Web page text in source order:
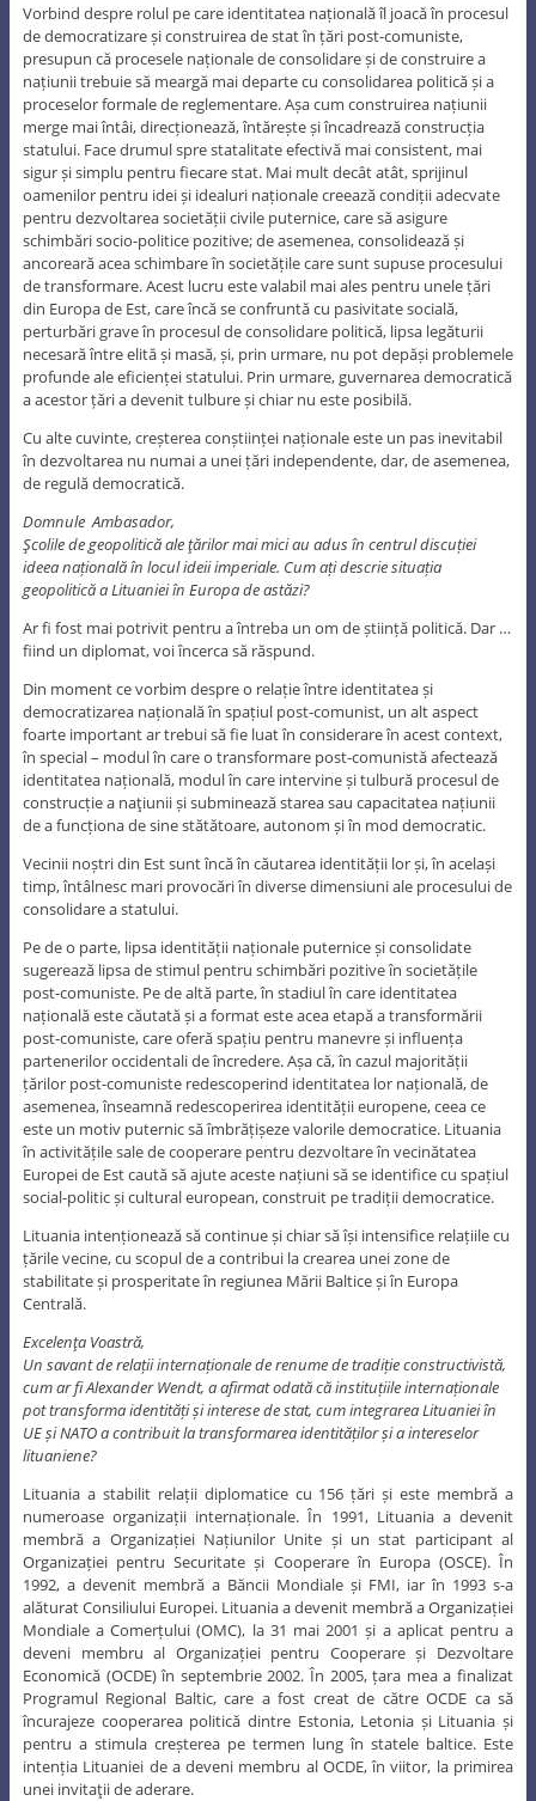
Vorbind despre rolul pe care identitatea națională îl joacă în procesul
de democratizare și construirea de stat în țări post-comuniste,
presupun că procesele naționale de consolidare și de construire a
națiunii trebuie să meargă mai departe cu consolidarea politică și a
proceselor formale de reglementare. Așa cum construirea națiunii
merge mai întâi, direcționează, întărește și încadrează construcția
statului. Face drumul spre statalitate efectivă mai consistent, mai
sigur și simplu pentru fiecare stat. Mai mult decât atât, sprijinul
oamenilor pentru idei și idealuri naționale creează condiții adecvate
pentru dezvoltarea societății civile puternice, care să asigure
schimbări socio-politice pozitive; de asemenea, consolidează și
ancoreară acea schimbare în societățile care sunt supuse procesului
de transformare. Acest lucru este valabil mai ales pentru unele țări
din Europa de Est, care încă se confruntă cu pasivitate socială,
perturbări grave în procesul de consolidare politică, lipsa legăturii
necesară între elită și masă, și, prin urmare, nu pot depăși problemele
profunde ale eficienței statului. Prin urmare, guvernarea democratică
a acestor țări a devenit tulbure și chiar nu este posibilă.
Cu alte cuvinte, creșterea conștiinței naționale este un pas inevitabil
în dezvoltarea nu numai a unei țări independente, dar, de asemenea,
de regulă democratică.
Domnule Ambasador,
Şcolile de geopolitică ale ţărilor mai mici au adus în centrul discuției
ideea națională în locul ideii imperiale. Cum ați descrie situația
geopolitică a Lituaniei în Europa de astăzi?
Ar fi fost mai potrivit pentru a întreba un om de știință politică. Dar …
fiind un diplomat, voi încerca să răspund.
Din moment ce vorbim despre o relație între identitatea și
democratizarea națională în spațiul post-comunist, un alt aspect
foarte important ar trebui să fie luat în considerare în acest context,
în special – modul în care o transformare post-comunistă afectează
identitatea națională, modul în care intervine și tulbură procesul de
construcție a naţiunii și subminează starea sau capacitatea națiunii
de a funcționa de sine stătătoare, autonom și în mod democratic.
Vecinii noștri din Est sunt încă în căutarea identității lor și, în același
timp, întâlnesc mari provocări în diverse dimensiuni ale procesului de
consolidare a statului.
Pe de o parte, lipsa identității naționale puternice și consolidate
sugerează lipsa de stimul pentru schimbări pozitive în societățile
post-comuniste. Pe de altă parte, în stadiul în care identitatea
națională este căutată și a format este acea etapă a transformării
post-comuniste, care oferă spațiu pentru manevre și influența
partenerilor occidentali de încredere. Așa că, în cazul majorității
țărilor post-comuniste redescoperind identitatea lor națională, de
asemenea, înseamnă redescoperirea identității europene, ceea ce
este un motiv puternic să îmbrățișeze valorile democratice. Lituania
în activitățile sale de cooperare pentru dezvoltare în vecinătatea
Europei de Est caută să ajute aceste națiuni să se identifice cu spațiul
social-politic și cultural european, construit pe tradiții democratice.
Lituania intenționează să continue și chiar să își intensifice relațiile cu
țările vecine, cu scopul de a contribui la crearea unei zone de
stabilitate și prosperitate în regiunea Mării Baltice și în Europa
Centrală.
Excelenţa Voastră,
Un savant de relații internaționale de renume de tradiție constructivistă,
cum ar fi Alexander Wendt, a afirmat odată că instituțiile internaționale
pot transforma identități și interese de stat, cum integrarea Lituaniei în
UE și NATO a contribuit la transformarea identităților și a intereselor
lituaniene?
Lituania a stabilit relații diplomatice cu 156 țări și este membră a
numeroase organizații internaționale. În 1991, Lituania a devenit
membră a Organizației Națiunilor Unite și un stat participant al
Organizației pentru Securitate și Cooperare în Europa (OSCE). În
1992, a devenit membră a Băncii Mondiale și FMI, iar în 1993 s-a
alăturat Consiliului Europei. Lituania a devenit membră a Organizației
Mondiale a Comerțului (OMC), la 31 mai 2001 și a aplicat pentru a
deveni membru al Organizației pentru Cooperare și Dezvoltare
Economică (OCDE) în septembrie 2002. În 2005, țara mea a finalizat
Programul Regional Baltic, care a fost creat de către OCDE ca să
încurajeze cooperarea politică dintre Estonia, Letonia și Lituania și
pentru a stimula creșterea pe termen lung în statele baltice. Este
intenția Lituaniei de a deveni membru al OCDE, în viitor, la primirea
unei invitaţii de aderare.